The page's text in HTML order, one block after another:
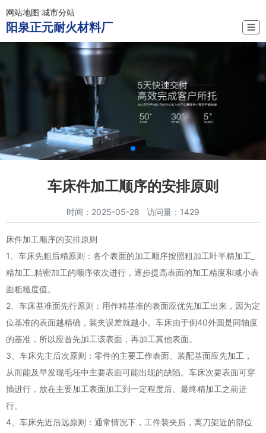
网站地图 城市分站
阳泉正元耐火材料厂 ☰
车床件加工顺序的安排原则
时间：2025-05-28 访问量：1429
床件加工顺序的安排原则
1、车床先粗后精原则：各个表面的加工顺序按照粗加工叶半精加工_
精加工_精密加工的顺序依次进行，逐步提高表面的加工精度和减小表
面粗糙度值。
2、车床基准面先行原则：用作精基准的表面应优先加工出来，因为定
位基准的表面越精确，装夹误差就越小。车床由于倒40外圆是同轴度
的基准，所以应首先加工该表面，再加工其他表面。
3、车床先主后次原则：零件的主要工作表面、装配基面应先加工，
从而能及早发现毛坯中主要表面可能出现的缺陷。车床次要表面可穿
插进行，放在主要加工表面加工到一定程度后、最终精加工之前进
行。
4、车床先近后远原则：通常情况下，工件装夹后，离刀架近的部位